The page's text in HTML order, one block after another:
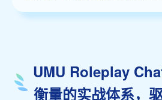
UMU Roleplay
衡量的实战体系，